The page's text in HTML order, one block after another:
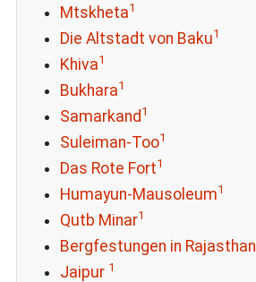
Mtskheta1
Die Altstadt von Baku1
Khiva1
Bukhara1
Samarkand 1
Suleiman-Too1
Das Rote Fort1
Humayun-Mausoleum1
Qutb Minar1
Bergfestungen in Rajasthan
Jaipur 1